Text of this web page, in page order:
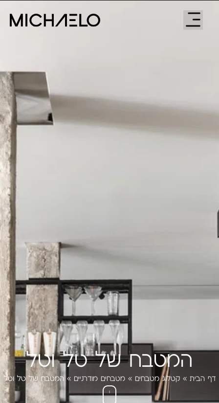
המטבח של טל וטל
דף הבית »קטלוג מטבחים »מטבחים מודרניים » המטבח של טל וטל